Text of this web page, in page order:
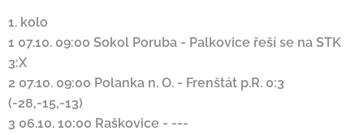
1. kolo
1 07.10. 09:00 Sokol Poruba - Palkovice řeší se na STK
3:X
2 07.10. 09:00 Polanka n. O. - Frenštát p.R. 0:3
(-28,-15,-13)
3 06.10. 10:00 Raškovice - ---